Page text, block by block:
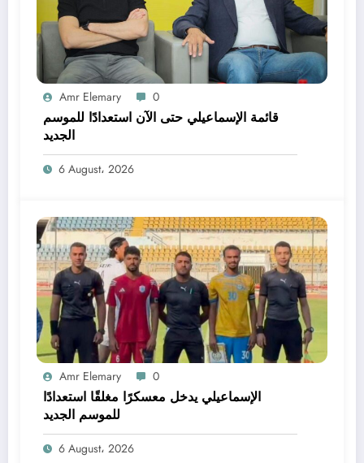
Amr Elemary 0
قائمة الإسماعيلي حتى الآن استعدادًا للموسم
الجديد
6 August، 2026
Amr Elemary 0
الإسماعيلي يدخل معسكرًا مغلقًا استعدادًا
للموسم الجديد
6 August، 2026